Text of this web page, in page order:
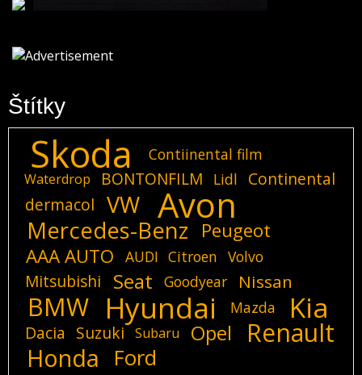
Štítky
Skoda Contiinental film
Waterdrop BONTONFILM Lidl
Continental
dermacol
VW Avon
Mercedes-Benz
Peugeot
AAA AUTO
AUDI Citroen Volvo
Mitsubishi Seat Goodyear Nissan
BMW Hyundai Mazda Kia
Dacia Suzuki Subaru Opel Renault
Honda Ford